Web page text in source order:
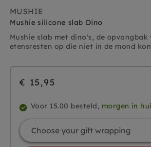
MUSHIE
Mushie silicone slab Dino
Mushie slab met dino's, de opvangbak
etensresten op die niet in de mond
€ 15,95
Voor 15.00 besteld, morgen in